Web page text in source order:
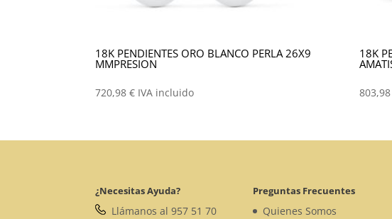
18K PENDIENTES ORO BLANCO PERLA 26X9
MMPRESION
720,98€ IVA incluido
18K
803,98
¿Necesitas Ayuda?
Llámanos al 957 51 70
Preguntas Frecuentes
Quienes Somos